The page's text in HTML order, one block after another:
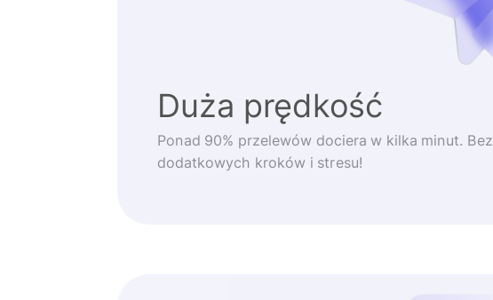
Duża prędkość
Ponad 90% przelewów dociera w kilka minut. Bez
dodatkowych kroków i stresu!